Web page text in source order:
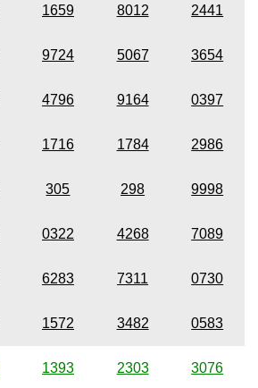
1659 8012 2441
9724 5067 3654
4796 9164 0397
1716 1784 2986
305 298 9998
0322 4268 7089
6283 7311 0730
1572 3482 0583
1393 2303 3076